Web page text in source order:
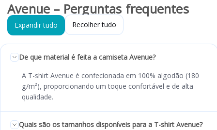
Avenue – Perguntas frequentes
Expandir tudo Recolher tudo
De que material é feita a camiseta Avenue?
A T-shirt Avenue é confecionada em 100% algodão (180
g/m²), proporcionando um toque confortável e de alta
qualidade.
Quais são os tamanhos disponíveis para a T-shirt Avenue?